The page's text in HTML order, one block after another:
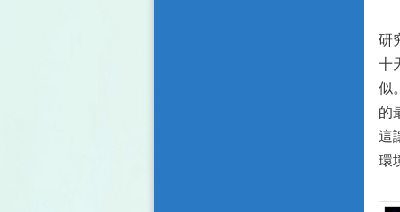
研
十
似
的
這
環